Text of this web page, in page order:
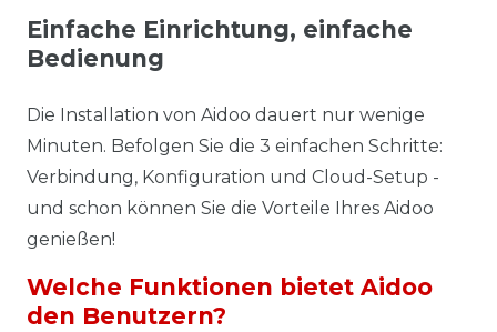
Einfache Einrichtung, einfache
Bedienung
Die Installation von Aidoo dauert nur wenige
Minuten. Befolgen Sie die 3 einfachen Schritte:
Verbindung, Konfiguration und Cloud-Setup -
und schon können Sie die Vorteile Ihres Aidoo
genießen!
Welche Funktionen bietet Aidoo
den Benutzern?